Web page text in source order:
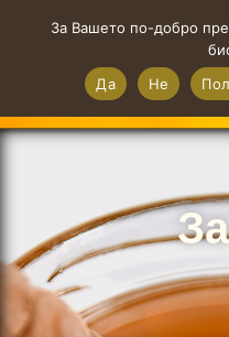
HRISTORA
За Вашето по-добро
Да
Не